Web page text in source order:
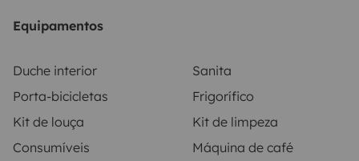
Equipamentos
Duche interior
Sanita
Porta-bicicletas
Frigorífico
Kit de louça
Kit de limpeza
Consumíveis
Máquina de café